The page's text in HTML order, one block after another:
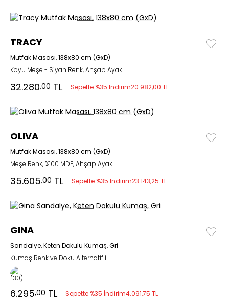
TRACY
Mutfak Masası, 138x80 cm (GxD)
Koyu Meşe - Siyah Renk, Ahşap Ayak
32.280,00 TL Sepette %35 İndirim20.982,00 TL
OLIVA
Mutfak Masası, 138x80 cm (GxD)
Meşe Renk, %100 MDF, Ahşap Ayak
35.605,00 TL Sepette %35 İndirim23.143,25 TL
GINA
Sandalye, Keten Dokulu Kumaş, Gri
Kumaş Renk ve Doku Alternatifli
6.295,00 TL Sepette %35 İndirim4.091,75 TL